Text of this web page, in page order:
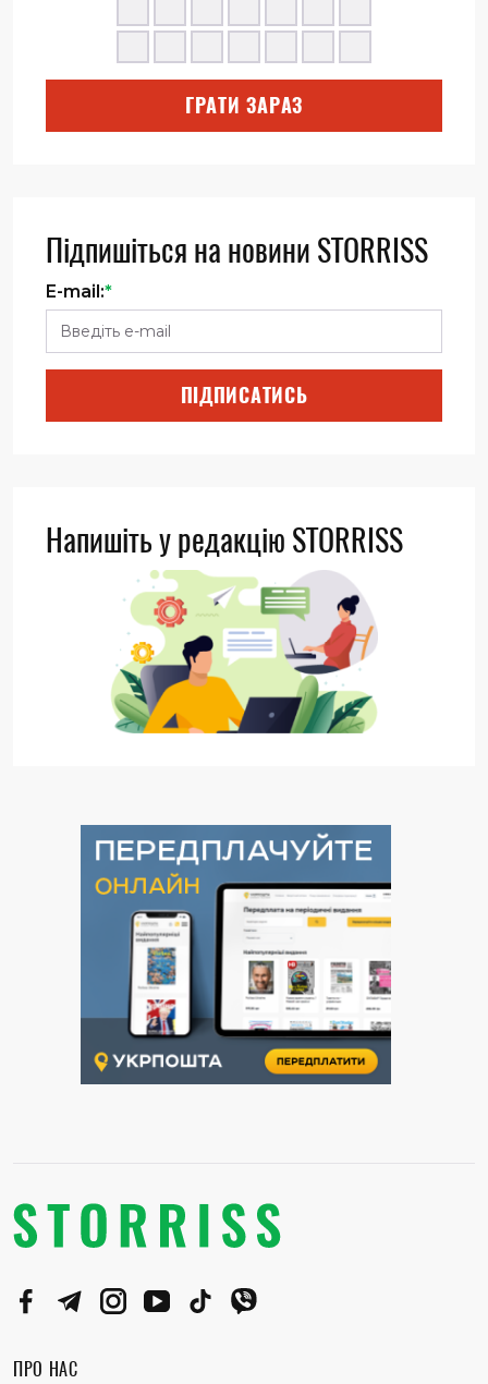
ГРАТИ ЗАРАЗ
Підпишіться на новини STORRISS
E-mail:*
ПІДПИСАТИСЬ
Напишіть у редакцію STORRISS
ПРО НАС